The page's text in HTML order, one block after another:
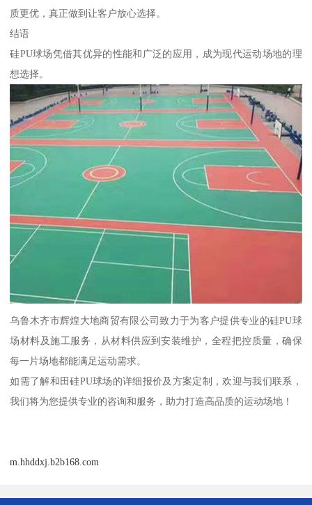
质更优，真正做到让客户放心选择。
结语
硅PU球场凭借其优异的性能和广泛的应用，成为现代运动场地的理
想选择。
乌鲁木齐市辉煌大地商贸有限公司致力于为客户提供专业的硅PU球
场材料及施工服务，从材料供应到安装维护，全程把控质量，确保
每一片场地都能满足运动需求。
如需了解和田硅PU球场的详细报价及方案定制，欢迎与我们联系，
我们将为您提供专业的咨询和服务，助力打造高品质的运动场地！
m.hhddxj.b2b168.com